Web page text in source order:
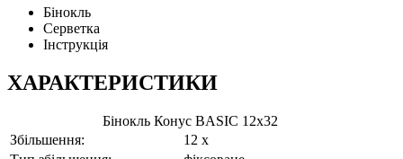
Бінокль
Серветка
Інструкція
ХАРАКТЕРИСТИКИ
Бінокль Конус BASIC 12x32
Збільшення:
12 x